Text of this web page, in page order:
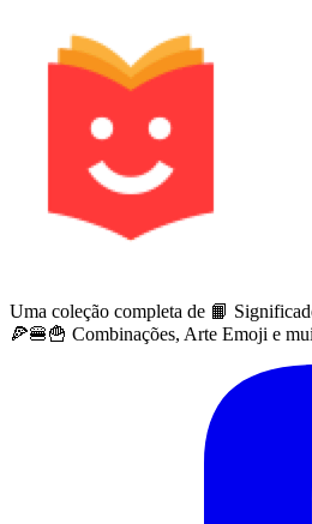
Uma coleção completa de 📙
🍕🍔🍟 Combinações, Arte Emoji e